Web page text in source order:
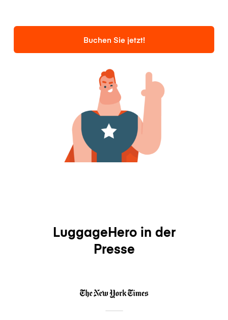
Buchen Sie jetzt!
LuggageHero in der
Presse